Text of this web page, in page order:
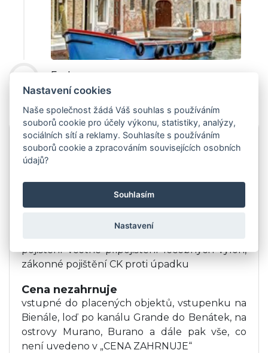
lodní dopravou do Punta Sabbioni a
autobusem odjezd do ČR.
5. den
Cesta přes Rakousko do ČR. Předpokládaný
příjezd do nástupních míst dopoledne.
Ubytování a strava
Ubytování v hotelu (2lůžkové pokoje s
příslušenstvím) se snídaní.
Doprava zájezdovým autobusem, poplatky a
parkovné v zahraničí, 2x nocleh v Itálii, 2x
pojištění včetně připojištění léčebných výloh,
zákonné pojištění CK proti úpadku
Cena nezahrnuje
vstupné do placených objektů, vstupenku na
Bienále, loď po kanálu Grande do Benátek, na
ostrovy Murano, Burano a dále pak vše, co
není uvedeno v „CENA ZAHRNUJE“
Nastavení cookies
Naše společnost žádá Váš souhlas s používáním
souborů cookie pro účely výkonu, statistiky, analýzy,
sociálních sítí a reklamy. Souhlasíte s používáním
souborů cookie a zpracováním souvisejících osobních
údajů?
Souhlasím
Nastavení